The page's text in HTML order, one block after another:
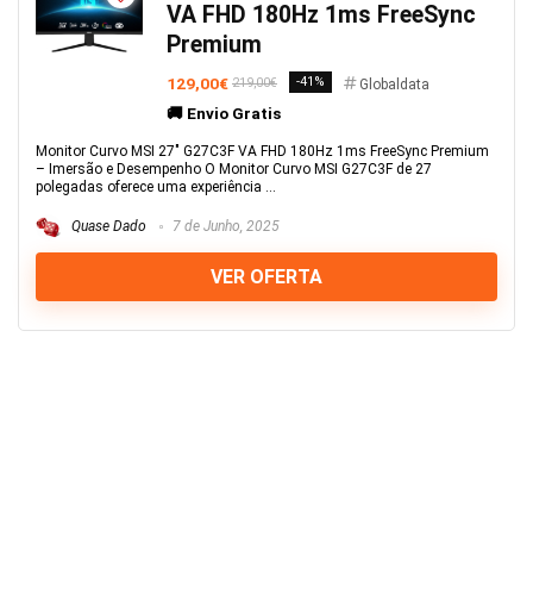
VA FHD 180Hz 1ms FreeSync
Premium
129,00€ 219,00€ -41% Globaldata
🚚 Envio Gratis
Monitor Curvo MSI 27" G27C3F VA FHD 180Hz 1ms FreeSync Premium
– Imersão e Desempenho O Monitor Curvo MSI G27C3F de 27
polegadas oferece uma experiência ...
Quase Dado 7 de Junho, 2025
VER OFERTA